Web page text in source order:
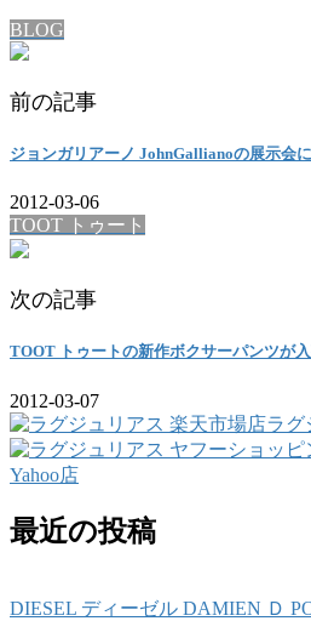
BLOG
前の記事
ジョンガリアーノ JohnGallianoの展示会
2012-03-06
TOOT トゥート
次の記事
TOOT トゥートの新作ボクサーパンツが入
2012-03-07
ラグ
Yahoo店
最近の投稿
DIESEL ディーゼル DAMIEN Ｄ